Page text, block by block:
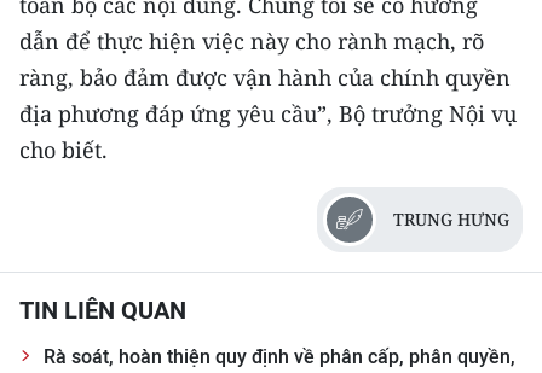
dẫn để thực hiện việc này cho rành mạch, rõ
ràng, bảo đảm được vận hành của chính quyền
địa phương đáp ứng yêu cầu”, Bộ trưởng Nội vụ
cho biết.
TRUNG HƯNG
TIN LIÊN QUAN
Rà soát, hoàn thiện quy định về phân cấp, phân quyền,